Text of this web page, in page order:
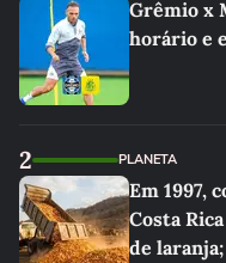
Grêmio x
horário e
2 PLANETA
Em 1997,
Costa
de